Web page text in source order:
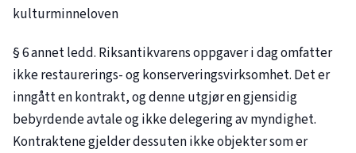
kulturminneloven
§ 6 annet ledd. Riksantikvarens oppgaver i dag omfatter
ikke restaurerings- og konserveringsvirksomhet. Det er
inngått en kontrakt, og denne utgjør en gjensidig
bebyrdende avtale og ikke delegering av myndighet.
Kontraktene gjelder dessuten ikke objekter som er